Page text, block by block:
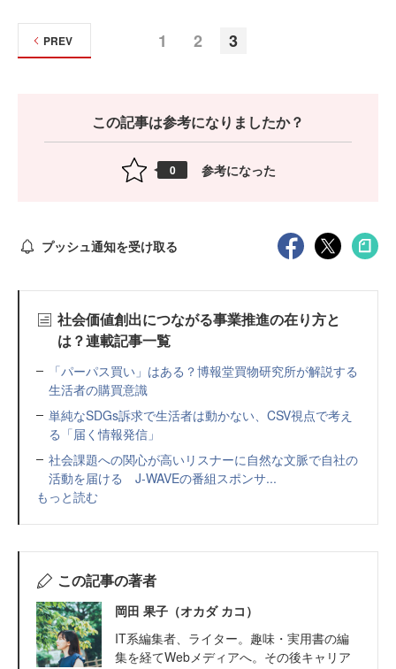
1 2 3
PREV
この記事は参考になりましたか？
0 参考になった
プッシュ通知を受け取る
社会価値創出につながる事業推進の在り方と
は？連載記事一覧
「パーパス買い」はある？博報堂買物研究所が解説する
生活者の購買意識
単純なSDGs訴求で生活者は動かない、CSV視点で考え
る「届く情報発信」
社会課題への関心が高いリスナーに自然な文脈で自社の
活動を届ける J-WAVEの番組スポンサ...
もっと読む
この記事の著者
岡田 果子（オカダ カコ）
IT系編集者、ライター。趣味・実用書の編
集を経てWebメディアへ。その後キャリア